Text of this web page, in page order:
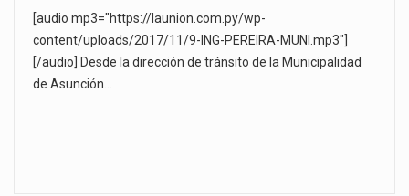
[audio mp3="https://launion.com.py/wp-
content/uploads/2017/11/9-ING-PEREIRA-MUNI.mp3"]
[/audio] Desde la dirección de tránsito de la Municipalidad
de Asunción…